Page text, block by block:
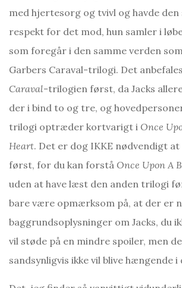
med hjertesorg og tvivl og havde
respekt for det mod, hun samler i
som foregår i den samme verden
Garbers Caraval-trilogi. Det
Caraval-trilogien først, da Jacks
der i bind to og tre, og
trilogi optræder kortvarigt i Once
Heart. Det er dog IKKE nødvendigt
først, for du kan forstå Once Upon A
uden at have læst den anden trilogi
bare være opmærksom på, at der er
baggrundsoplysninger om Jacks, du
vil støde på en mindre spoiler, men
sandsynligvis ikke vil blive hængende i